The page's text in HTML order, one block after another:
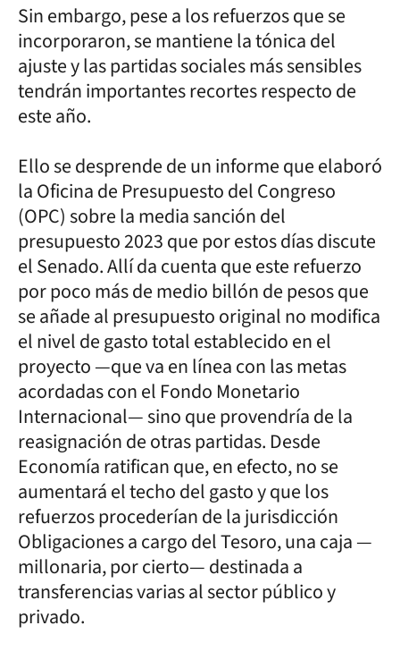
Sin embargo, pese a los refuerzos que se
incorporaron, se mantiene la tónica del
ajuste y las partidas sociales más sensibles
tendrán importantes recortes respecto de
este año.
Ello se desprende de un informe que elaboró
la Oficina de Presupuesto del Congreso
(OPC) sobre la media sanción del
presupuesto 2023 que por estos días discute
el Senado. Allí da cuenta que este refuerzo
por poco más de medio billón de pesos que
se añade al presupuesto original no modifica
el nivel de gasto total establecido en el
proyecto —que va en línea con las metas
acordadas con el Fondo Monetario
Internacional— sino que provendría de la
reasignación de otras partidas. Desde
Economía ratifican que, en efecto, no se
aumentará el techo del gasto y que los
refuerzos procederían de la jurisdicción
Obligaciones a cargo del Tesoro, una caja —
millonaria, por cierto— destinada a
transferencias varias al sector público y
privado.